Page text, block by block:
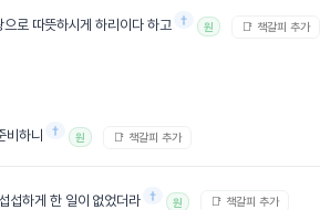
로 따뜻하시게 하리이다 하고 † 원 📑 책갈피 추가
비하니 † 원 📑 책갈피 추가
섭하게 한 일이 없었더라 † 원 📑 책갈피 추가